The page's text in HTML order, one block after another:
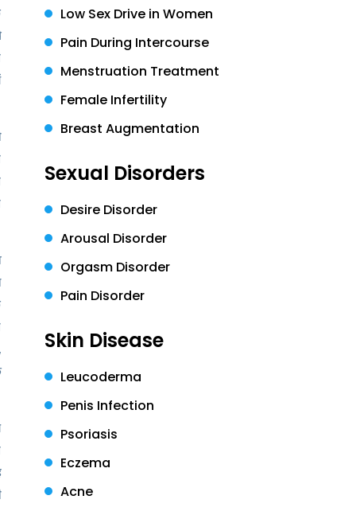
Low Sex Drive in Women
Pain During Intercourse
Menstruation Treatment
Female Infertility
Breast Augmentation
Sexual Disorders
Desire Disorder
Arousal Disorder
Orgasm Disorder
Pain Disorder
Skin Disease
Leucoderma
Penis Infection
Psoriasis
Eczema
Acne